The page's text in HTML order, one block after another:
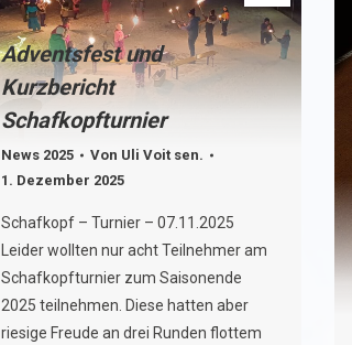
Adventsfest und
Kurzbericht
Schafkopfturnier
News 2025 Von Uli Voit sen.
1. Dezember 2025
Schafkopf – Turnier – 07.11.2025
Leider wollten nur acht Teilnehmer am
Schafkopfturnier zum Saisonende
2025 teilnehmen. Diese hatten aber
riesige Freude an drei Runden flottem